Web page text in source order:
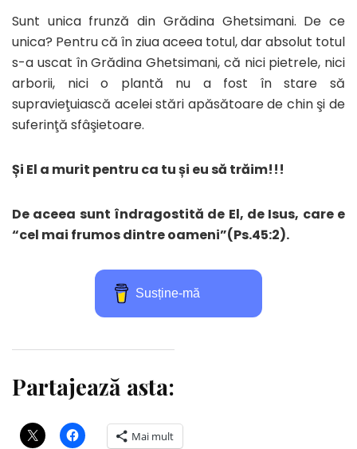
Sunt unica frunză din Grădina Ghetsimani. De ce
unica? Pentru că în ziua aceea totul, dar absolut totul
s-a uscat în Grădina Ghetsimani, că nici pietrele, nici
arborii, nici o plantă nu a fost în stare să
supravieţuiască acelei stări apăsătoare de chin şi de
suferinţă sfâşietoare.
Și El a murit pentru ca tu și eusă trăim!!!
De aceea sunt îndragostită de El, de Isus, care e
“cel mai frumos dintre oameni”(Ps.45:2).
Susține-mă
Partajează asta:
Mai mult